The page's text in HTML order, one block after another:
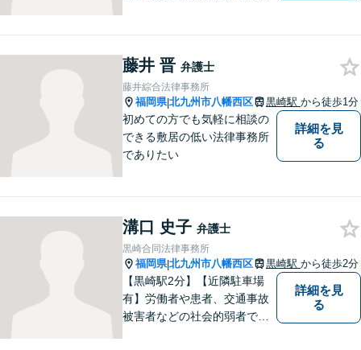
いたします。お困りの方は、
ご相談ください。
藤井 晋 弁護士
藤井綜合法律事務所
福岡県|北九州市八幡西区 黒崎駅 から徒歩1分
初めての方でも気軽に相談の
できる敷居の低い法律事務所
でありたい
詳細を見
る
溝口 史子 弁護士
黒崎合同法律事務所
福岡県|北九州市八幡西区 黒崎駅 から徒歩2分
【黒崎駅2分】【近隣駐車場
有】労働者や患者、交通事故
被害者などの社会的弱者であ
詳細を見
る